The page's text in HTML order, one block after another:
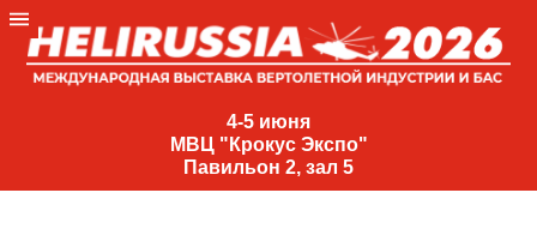
4-5 июня
МВЦ "Крокус Экспо"
Павильон 2, зал 5
4-
МВЦ